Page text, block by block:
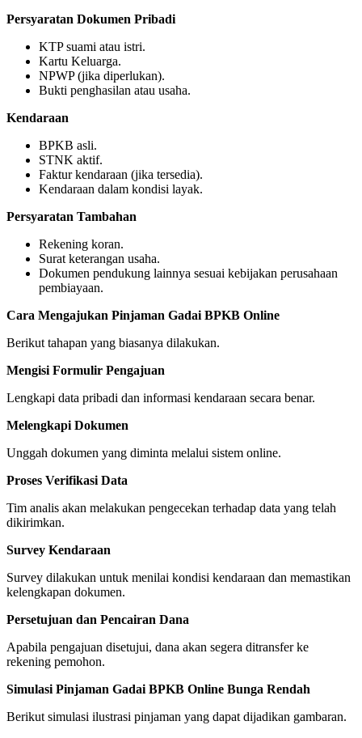
Persyaratan Dokumen Pribadi
KTP suami atau istri.
Kartu Keluarga.
NPWP (jika diperlukan).
Bukti penghasilan atau usaha.
Kendaraan
BPKB asli.
STNK aktif.
Faktur kendaraan (jika tersedia).
Kendaraan dalam kondisi layak.
Persyaratan Tambahan
Rekening koran.
Surat keterangan usaha.
Dokumen pendukung lainnya sesuai kebijakan perusahaan
pembiayaan.
Cara Mengajukan Pinjaman Gadai BPKB Online
Berikut tahapan yang biasanya dilakukan.
Mengisi Formulir Pengajuan
Lengkapi data pribadi dan informasi kendaraan secara benar.
Melengkapi Dokumen
Unggah dokumen yang diminta melalui sistem online.
Proses Verifikasi Data
Tim analis akan melakukan pengecekan terhadap data yang telah
dikirimkan.
Survey Kendaraan
Survey dilakukan untuk menilai kondisi kendaraan dan memastikan
kelengkapan dokumen.
Persetujuan dan Pencairan Dana
Apabila pengajuan disetujui, dana akan segera ditransfer ke
rekening pemohon.
Simulasi Pinjaman Gadai BPKB Online Bunga Rendah
Berikut simulasi ilustrasi pinjaman yang dapat dijadikan gambaran.